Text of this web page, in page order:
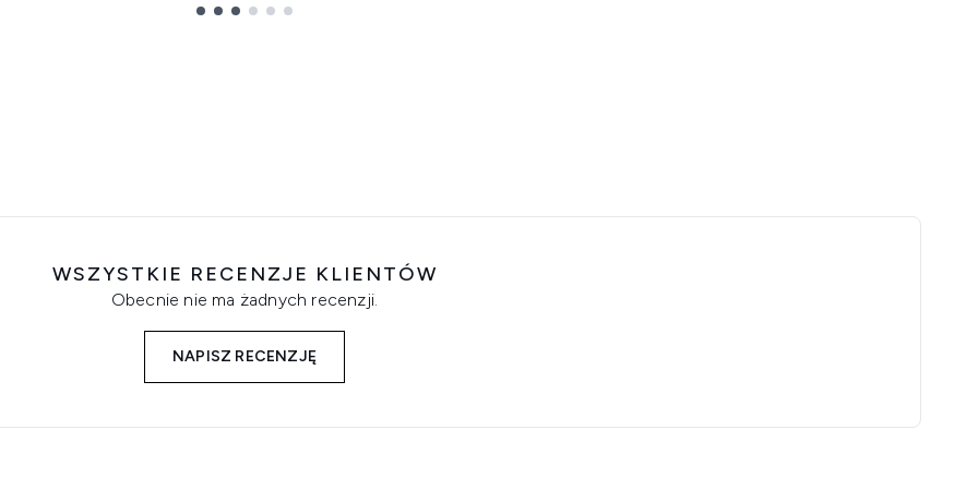
WSZYSTKIE RECENZJE KLIENTÓW
Obecnie nie ma żadnych recenzji.
NAPISZ RECENZJĘ